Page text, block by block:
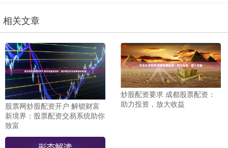
相关文章
股票网炒股配资开户 解锁财富
新境界：股票配资交易系统助你
致富
炒股配资要求 成都股票配资：
助力投资，放大收益